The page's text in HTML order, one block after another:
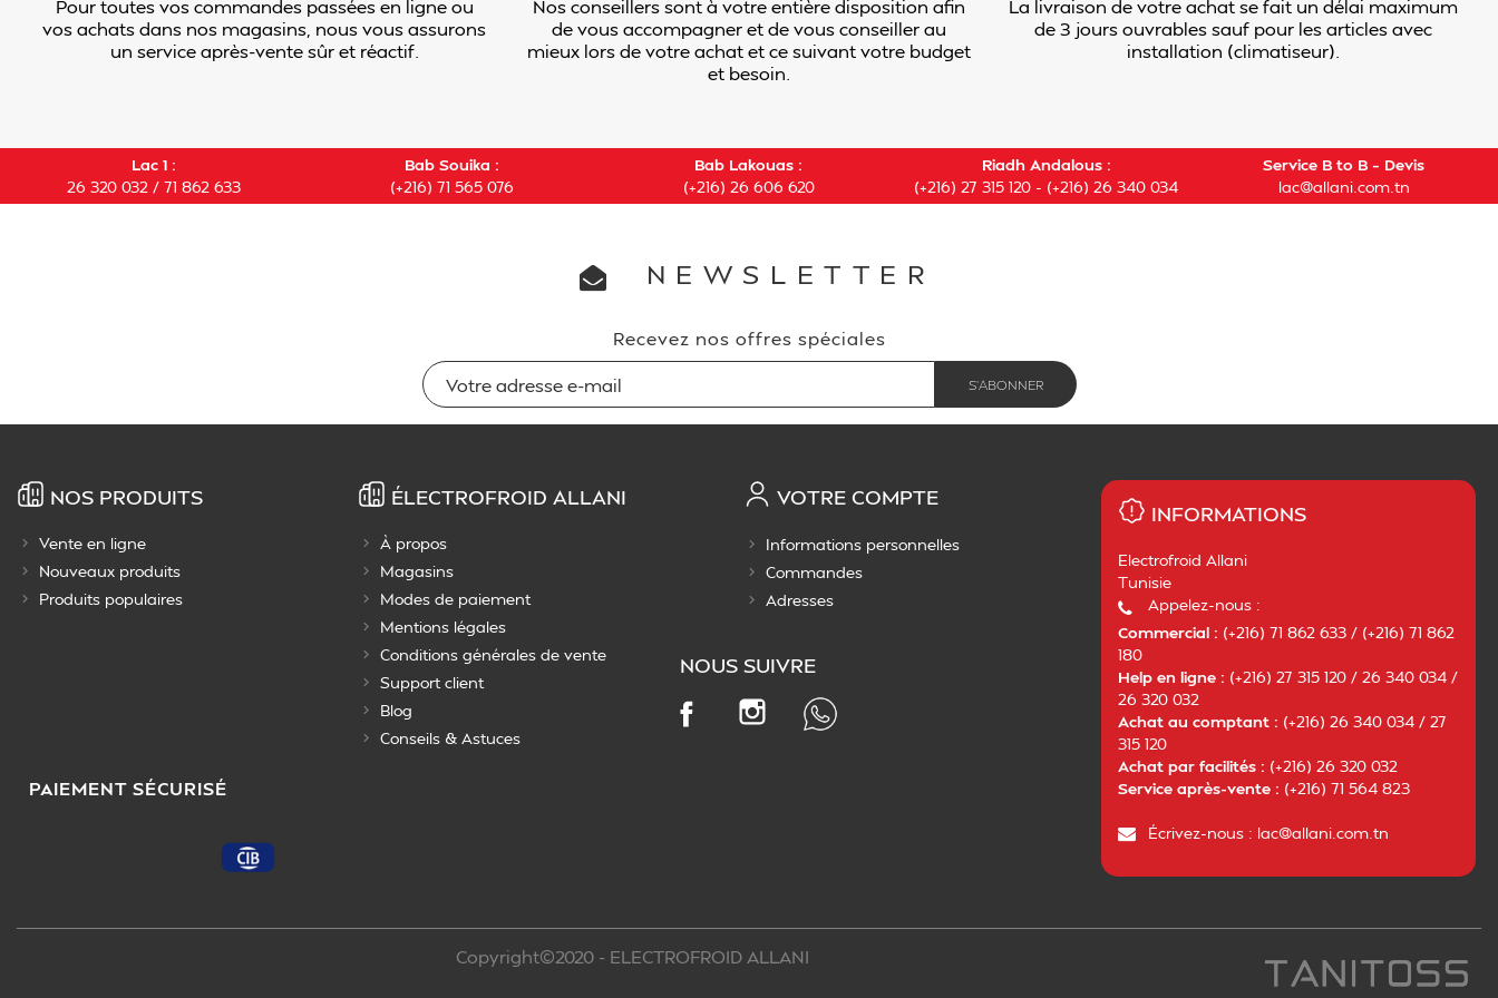
Pour toutes vos commandes passées en ligne ou
vos achats dans nos magasins, nous vous assurons
un service après-vente sûr et réactif.
Nos conseillers sont à votre entière disposition afin
de vous accompagner et de vous conseiller au
mieux lors de votre achat et ce suivant votre budget
et besoin.
La livraison de votre achat se fait un délai maximum
de 3 jours ouvrables sauf pour les articles avec
installation (climatiseur).
Lac 1 :
26 320 032 / 71 862 633
Bab Souika :
(+216) 71 565 076
Bab Lakouas :
(+216) 26 606 620
Riadh Andalous :
(+216) 27 315 120 - (+216) 26 340 034
Service B to B – Devis
lac@allani.com.tn
NEWSLETTER
Recevez nos offres spéciales
NOS PRODUITS
Vente en ligne
Nouveaux produits
Produits populaires
ÉLECTROFROID ALLANI
À propos
Magasins
Modes de paiement
Mentions légales
Conditions générales de vente
Support client
Blog
Conseils & Astuces
PAIEMENT SÉCURISÉ
VOTRE COMPTE
Informations personnelles
Commandes
Adresses
NOUS SUIVRE
Facebook Instagram
INFORMATIONS
Electrofroid Allani
Tunisie
Appelez-nous :
Commercial : (+216) 71 862 633 / (+216) 71 862
180
Help en ligne : (+216) 27 315 120 / 26 340 034 /
26 320 032
Achat au comptant : (+216) 26 340 034 / 27
315 120
Achat par facilités : (+216) 26 320 032
Service après-vente : (+216) 71 564 823
Écrivez-nous : lac@allani.com.tn
Copyright©2020 - ELECTROFROID ALLANI